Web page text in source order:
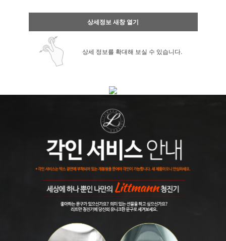
상세정보 새창 열기
상세 정보를 확대해 보실 수 있습니다.